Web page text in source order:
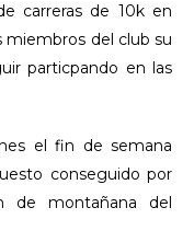
carreras de 10k en
miembros del club su
particpando en las
el fin de semana
conseguido por
de montañana del